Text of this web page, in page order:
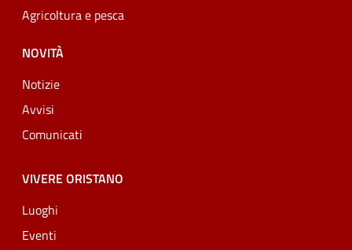
Agricoltura e pesca
NOVITÀ
Notizie
Avvisi
Comunicati
VIVERE ORISTANO
Luoghi
Eventi